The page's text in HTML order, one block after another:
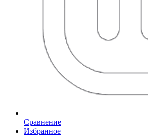
Сравнение
Избранное